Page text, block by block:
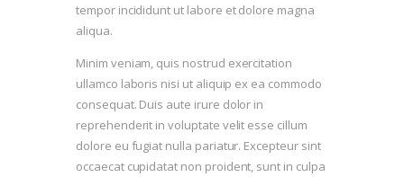
tempor incididunt ut labore et dolore magna
aliqua.
Minim veniam, quis nostrud exercitation
ullamco laboris nisi ut aliquip ex ea commodo
consequat. Duis aute irure dolor in
reprehenderit in voluptate velit esse cillum
dolore eu fugiat nulla pariatur. Excepteur sint
occaecat cupidatat non proident, sunt in culpa